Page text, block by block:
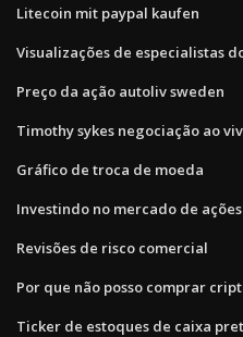
Litecoin mit paypal kaufen
Visualizações de especialistas
Preço da ação autoliv sweden
Timothy sykes negociação ao
Gráfico de troca de moeda
Investindo no mercado de ações
Revisões de risco comercial
Por que não posso comprar
Ticker de estoques de caixa